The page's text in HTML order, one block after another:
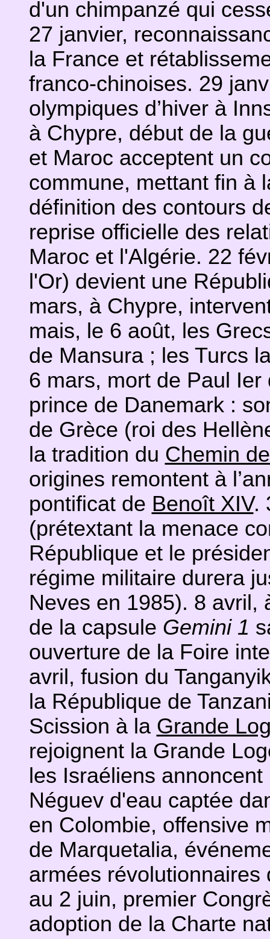
d'un chimpanzé qui
27 janvier,
la France et
franco-chinoises. 29
olympiques d’hiver à
à Chypre, début de la
et Maroc acceptent un
commune, mettant fin à
définition des contours
reprise officielle des
Maroc et l'Algérie. 22
l'Or) devient une
mars, à Chypre,
mais, le 6 août, les
de Mansura ; les Turcs
6 mars, mort de Paul
prince de Danemark :
de Grèce (roi des
la tradition du Chemin
origines remontent à
pontificat de Benoît XIV.
(prétextant la menace
République et le
régime militaire durera
Neves en 1985). 8 avril,
de la capsule Gemini 1
ouverture de la Foire
avril, fusion du
la République de
Scission à la Grande
rejoignent la Grande
les Israéliens
Néguev d'eau captée
en Colombie, offensive
de Marquetalia,
armées
au 2 juin, premier
adoption de la Charte